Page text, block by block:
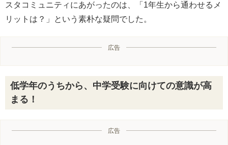
スタコミュニティにあがったのは、「1年生から通わせるメ
リットは？」という素朴な疑問でした。
広告
低学年のうちから、中学受験に向けての意識が高
まる！
広告